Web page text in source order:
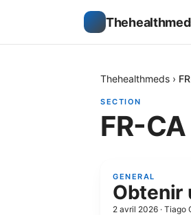
Thehealthmeds ›
SECTION
FR-CA
GENERAL
Obtenir
2 avril 2026 · Tiago